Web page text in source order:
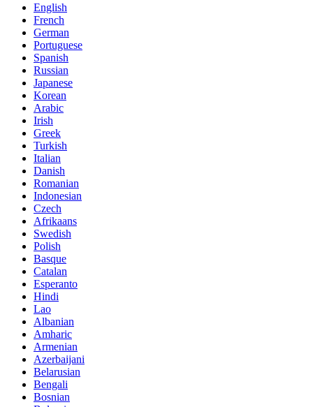
English
French
German
Portuguese
Spanish
Russian
Japanese
Korean
Arabic
Irish
Greek
Turkish
Italian
Danish
Romanian
Indonesian
Czech
Afrikaans
Swedish
Polish
Basque
Catalan
Esperanto
Hindi
Lao
Albanian
Amharic
Armenian
Azerbaijani
Belarusian
Bengali
Bosnian